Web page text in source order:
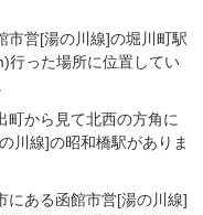
市営[湯の川線]の堀川町駅
行った場所に位置してい
町から見て北西の方角に
川線]の昭和橋駅がありま
にある函館市営[湯の川線]